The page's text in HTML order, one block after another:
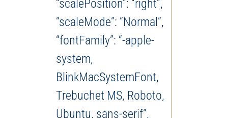
“scalePosition”: “right”,
“scaleMode”: “Normal”,
“fontFamily”: “-apple-
system,
BlinkMacSystemFont,
Trebuchet MS, Roboto,
Ubuntu, sans-serif”,